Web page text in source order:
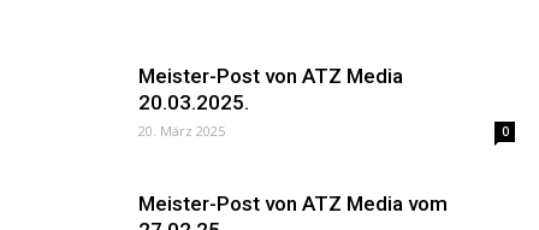
Meister-Post von ATZ Media
20.03.2025.
20. März 2025 0
Meister-Post von ATZ Media vom